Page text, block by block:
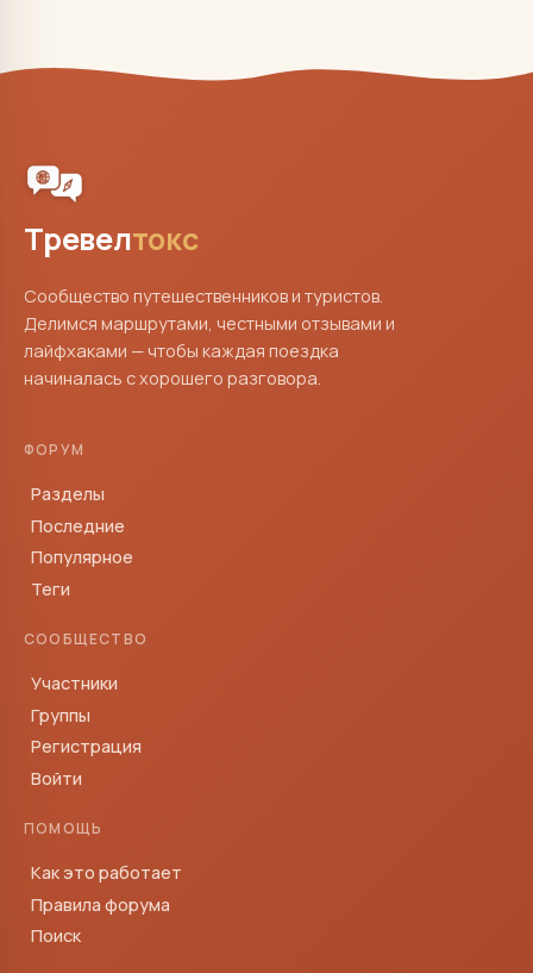
Тревелтокс
Сообщество путешественников и туристов.
Делимся маршрутами, честными отзывами и
лайфхаками — чтобы каждая поездка
начиналась с хорошего разговора.
ФОРУМ
Разделы
Последние
Популярное
Теги
СООБЩЕСТВО
Участники
Группы
Регистрация
Войти
ПОМОЩЬ
Как это работает
Правила форума
Поиск